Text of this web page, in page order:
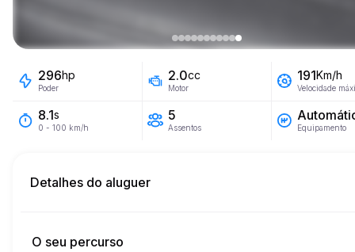
296hp
Poder
2.0cc
Motor
191Km/h
Velocidade
8.1s
0 - 100 km/h
5
Assentos Equipamento
Detalhes do aluguer
O seu percurso